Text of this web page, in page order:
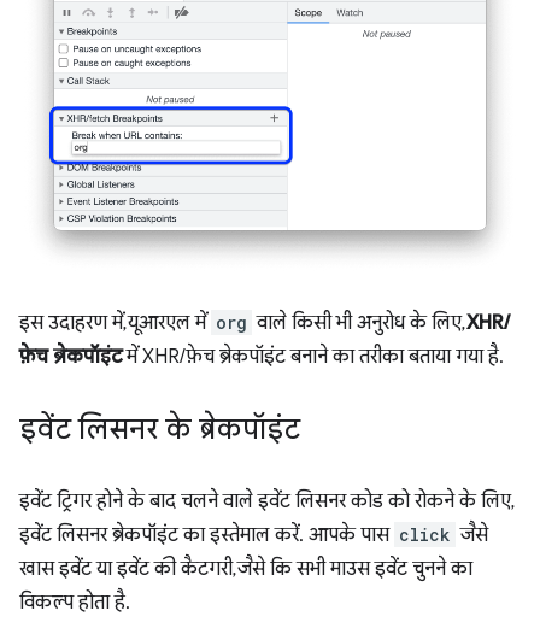
इस उदाहरण में, यूआरएल में org वाले किसी भी अनुरोध के लिए,XHR/
फ़ेच ब्रेकपॉइंटमें XHR/फ़ेच ब्रेकपॉइंट बनाने का तरीका बताया गया है.
इवेंट लिसनर के ब्रेकपॉइंट
इवेंट ट्रिगर होने के बाद चलने वाले इवेंट लिसनर कोड को रोकने के लिए,
इवेंट लिसनर ब्रेकपॉइंट का इस्तेमाल करें. आपके पास click जैसे
खास इवेंट या इवेंट की कैटगरी, जैसे कि सभी माउस इवेंट चुनने का
विकल्प होता है.